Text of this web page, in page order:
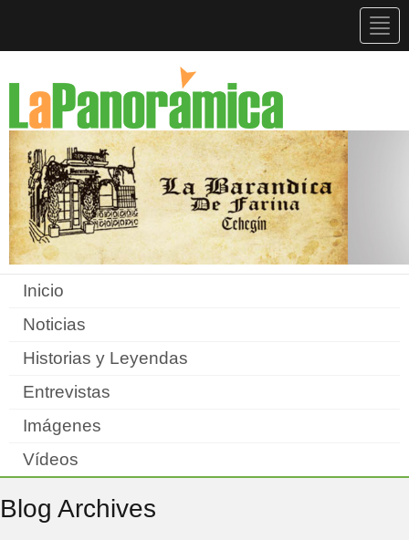
Inicio
Noticias
Historias y Leyendas
Entrevistas
Imágenes
Vídeos
Blog Archives